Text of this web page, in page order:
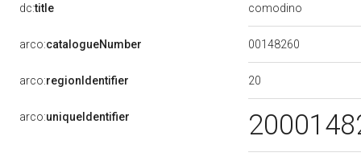
dc:title comodino
arco:catalogueNumber 00148260
arco:regionIdentifier 20
arco:uniqueIdentifier